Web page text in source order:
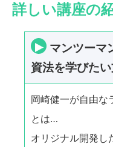
詳しい講座の
マンツーマ
資法を学びた
岡崎健一が自由な
とは…
オリジナル開発し